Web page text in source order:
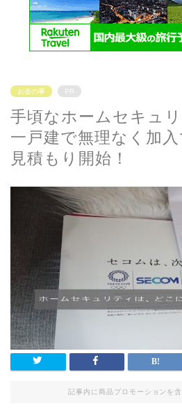
お金の事 PR
手頃なホームセキュ
一戸建で無理なく加
見積もり開始！
記事内に商品プロモーションを